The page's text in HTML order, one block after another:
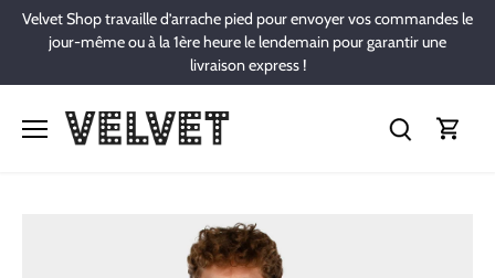
Passer
contenu
Velvet Shop travaille d’arrache pied pour envoyer vos commandes le
jour-même ou à la 1ère heure le lendemain pour garantir une
livraison express !